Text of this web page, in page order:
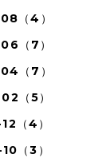
（4）
（7）
（7）
（5）
（4）
（3）